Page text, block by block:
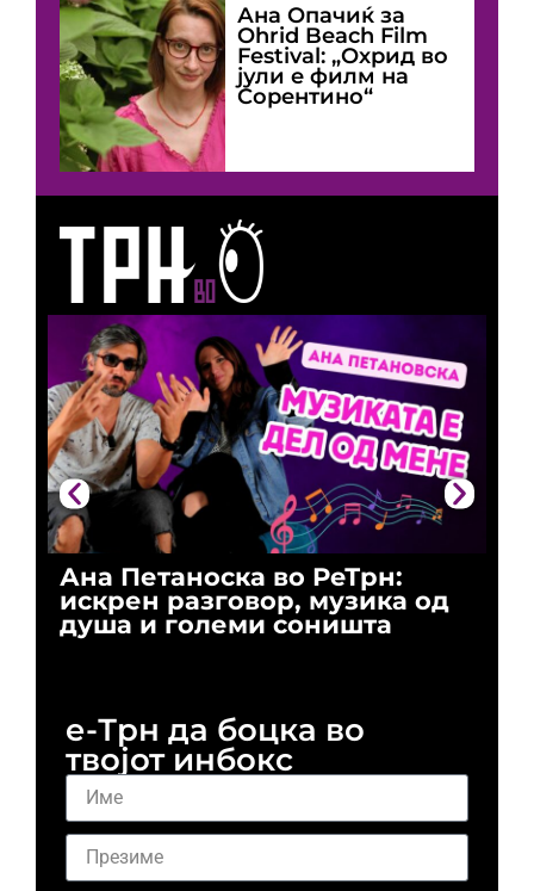
Ана Петаноска во РеТрн:
искрен разговор, музика од
душа и големи соништа
Ана Опачиќ за
Оhrid Beach Film
Festival: „Охрид во
јули е филм на
Сорентино“
е-Трн да боцка во
твојот инбокс